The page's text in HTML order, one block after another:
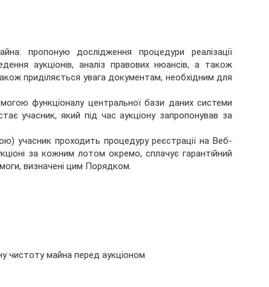
пропоную дослідження процедури реалізації
аукціонів, аналіз правових нюансів, а також
приділяється увага документам, необхідним для
функціоналу центральної бази даних системи
учасник, який під час аукціону запропонував за
учасник проходить процедуру реєстрації на Веб-
за кожним лотом окремо, сплачує гарантійний
визначені цим Порядком.
чистоту майна перед аукціоном